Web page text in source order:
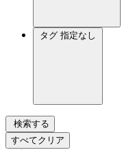
タグ 指定なし
検索する
すべてクリア